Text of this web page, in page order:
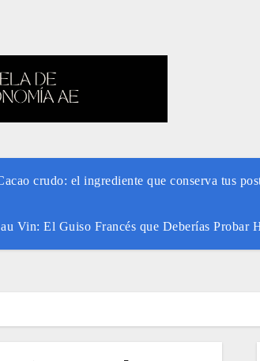
crudo: el ingrediente que conserva tus
Vin: El Guiso Francés que Deberías Probar